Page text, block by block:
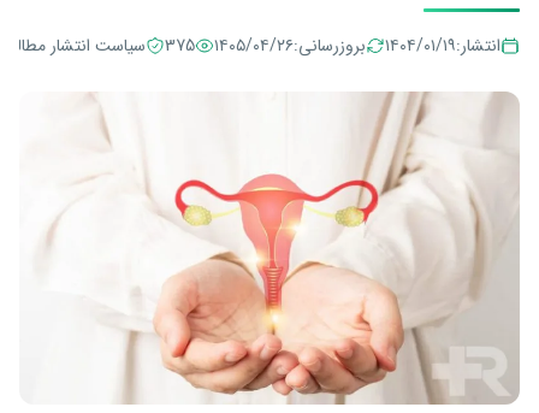
انتشار:۱۴۰۴/۰۱/۱۹ بروزرسانی:۱۴۰۵/۰۴/۲۶ 375 سیاست انتشار مطالب